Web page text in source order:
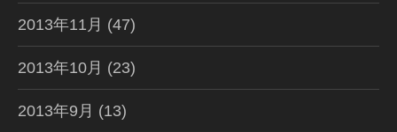
2013年11月 (47)
2013年10月 (23)
2013年9月 (13)